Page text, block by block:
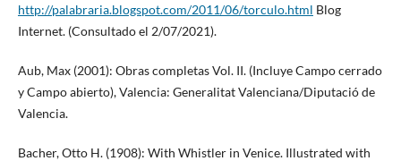
http://palabraria.blogspot.com/2011/06/torculo.html Blog
Internet. (Consultado el 2/07/2021).
Aub, Max (2001): Obras completas Vol. II. (Incluye Campo cerrado
y Campo abierto), Valencia: Generalitat Valenciana/Diputació de
Valencia.
Bacher, Otto H. (1908): With Whistler in Venice. Illustrated with